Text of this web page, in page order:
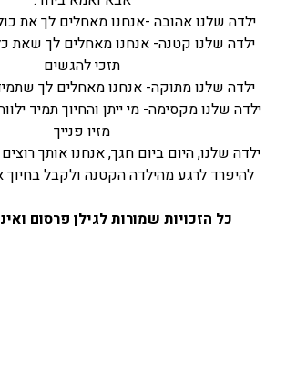
ילדה שלנו אהובה -אנחנו מאחלים לך את
ילדה שלנו קטנה- אנחנו מאחלים לך שאת
תזכי להגשים
ילדה שלנו מתוקה- אנחנו מאחלים לך
ילדה שלנו מקסימה- מי ייתן והחיוך תמיד
מזיו פנייך
ילדה שלנו, היום ביום חגך, אנחנו אותך
להיפרד לרגע מהילדה הקטנה ולקבל
כל הזכויות שמורות לגילן פרסום